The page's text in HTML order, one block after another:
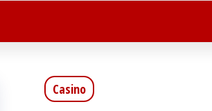
Casino